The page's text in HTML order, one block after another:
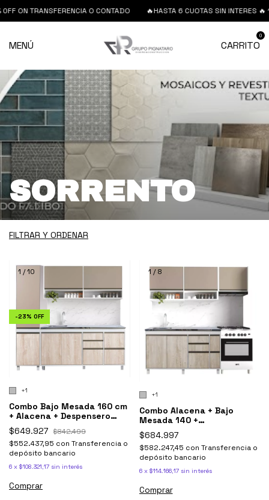
O CONTADO 🔥HASTA 6 CUOTAS SIN INTERES 🔥 15% 0FF
MENÚ CARRITO
0
SORRENTO
FILTRAR Y ORDENAR
1 /10
-23% OFF
+1
Combo Bajo Mesada 160 cm
+ Alacena + Despensero
Sorrento - Ricchezze
$649.927 $842.499
$552.437,95 con Transferencia o
depósito bancario
6 x $108.321,17 sin interés
Comprar
1 /8
+1
Combo Alacena + Bajo
Mesada 140 +
Sobrepurificador Sorrento
$684.997
$582.247,45 con Transferencia o
depósito bancario
6 x $114.166,17 sin interés
Comprar